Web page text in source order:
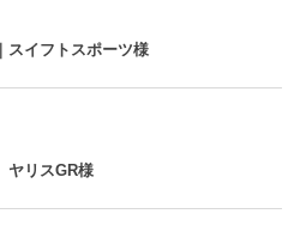
スイフトスポーツ様
リスGR様